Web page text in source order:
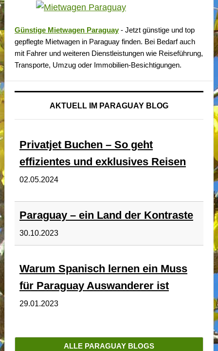
Günstige Mietwagen Paraguay- Jetzt günstige und top
gepflegte Mietwagen in Paraguay finden. Bei Bedarf auch
mit Fahrer und weiteren Dienstleistungen wie Reiseführung,
Transporte, Umzug oder Immobilien-Besichtigungen.
AKTUELL IM PARAGUAY BLOG
Privatjet Buchen – So geht
effizientes und exklusives Reisen
02.05.2024
Paraguay – ein Land der Kontraste
30.10.2023
Warum Spanisch lernen ein Muss
für Paraguay Auswanderer ist
29.01.2023
ALLE PARAGUAY BLOGS